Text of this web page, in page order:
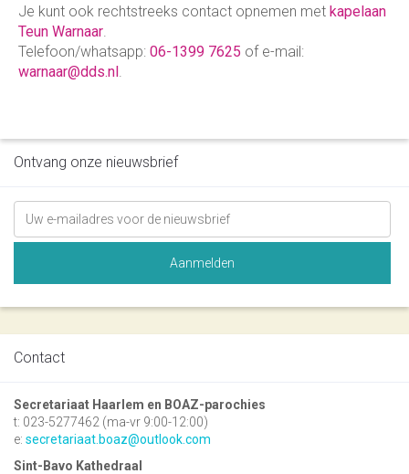
Je kunt ook rechtstreeks contact opnemen met kapelaan
Teun Warnaar.
Telefoon/whatsapp: 06-1399 7625 of e-mail:
warnaar@dds.nl.
Ontvang onze nieuwsbrief
Contact
Secretariaat Haarlem en BOAZ-parochies
t: 023-5277462 (ma-vr 9:00-12:00)
e: secretariaat.boaz@outlook.com
Sint-Bavo Kathedraal